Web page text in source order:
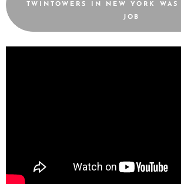
TWINTOWERS IN NEW YORK
JOB